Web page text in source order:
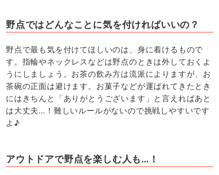
野点ではどんなことに気を付ければいいの？
野点で最も気を付けてほしいのは、身に着けるもので
す。指輪やネックレスなどは野点のときは外しておくよ
うにしましょう。お茶の飲み方は流派によりますが、お
茶碗の正面は避けます。お菓子などが運ばれてきたとき
にはきちんと「ありがとうございます」と言えればあと
は大丈夫…！難しいルールがないので挑戦しやすいです
よ♪
アウトドアで野点を楽しむ人も…！